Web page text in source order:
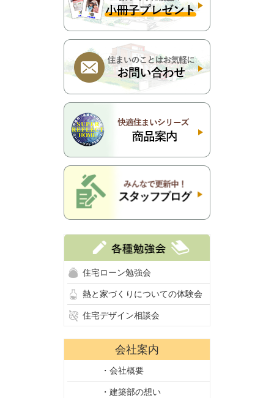
住宅ローン勉強会
熱と家づくりについての体験会
住宅デザイン相談会
会社案内
・会社概要
・建築部の想い